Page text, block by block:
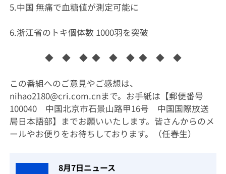
5.中国 無痛で血糖値が測定可能に
6.浙江省のトキ個体数 1000羽を突破
◆ ◆ ◆ ◆ ◆ ◆ ◆ ◆ ◆
この番組へのご意見やご感想は、
nihao2180@cri.com.cnまで。お手紙は【郵便番号
100040 中国北京市石景山路甲16号 中国国際放送
局日本語部】までお願いいたします。皆さんからのメ
ールやお便りをお待ちしております。（任春生）
8月7日ニュース